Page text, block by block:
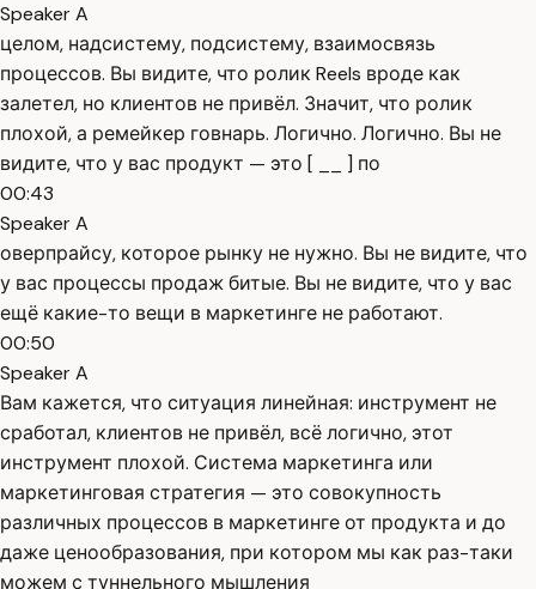
Speaker A
целом, надсистему, подсистему, взаимосвязь
процессов. Вы видите, что ролик Reels вроде как
залетел, но клиентов не привёл. Значит, что ролик
плохой, а ремейкер говнарь. Логично. Логично. Вы не
видите, что у вас продукт — это [ __ ] по
00:43
Speaker A
оверпрайсу, которое рынку не нужно. Вы не видите, что
у вас процессы продаж битые. Вы не видите, что у вас
ещё какие-то вещи в маркетинге не работают.
00:50
Speaker A
Вам кажется, что ситуация линейная: инструмент не
сработал, клиентов не привёл, всё логично, этот
инструмент плохой. Система маркетинга или
маркетинговая стратегия — это совокупность
различных процессов в маркетинге от продукта и до
даже ценообразования, при котором мы как раз-таки
можем с туннельного мышления